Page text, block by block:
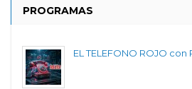
PROGRAMAS
EL TELEFONO ROJO con